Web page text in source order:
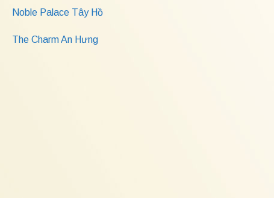
Noble Palace Tây Hồ
The Charm An Hưng